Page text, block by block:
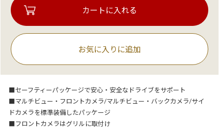
お気に入りに追加
■セーフティーパッケージで安心・安全なドライブをサポート
■マルチビュー・フロントカメラ/マルチビュー・バックカメラ/サイ
ドカメラを標準装備したパッケージ
■フロントカメラはグリルに取付け